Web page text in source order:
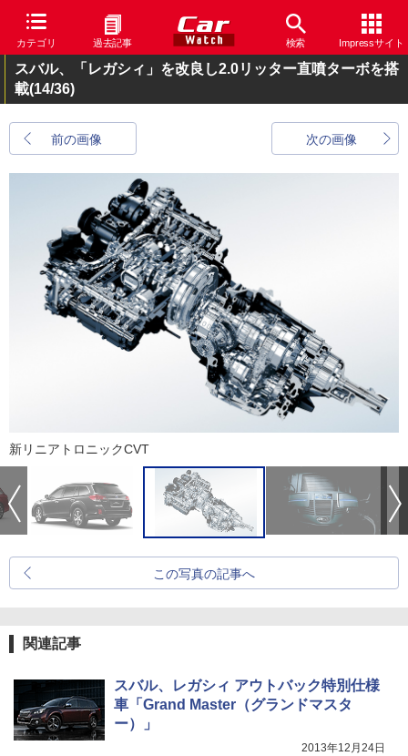
カテゴリ 過去記事 検索 Impressサイト
スバル、「レガシィ」を改良し2.0リッター直噴ターボを搭
載(14/36)
前の画像 次の画像
新リニアトロニックCVT
この写真の記事へ
関連記事
スバル、レガシィ アウトバック特別仕様
車「Grand Master（グランドマスタ
ー）」
2013年12月24日